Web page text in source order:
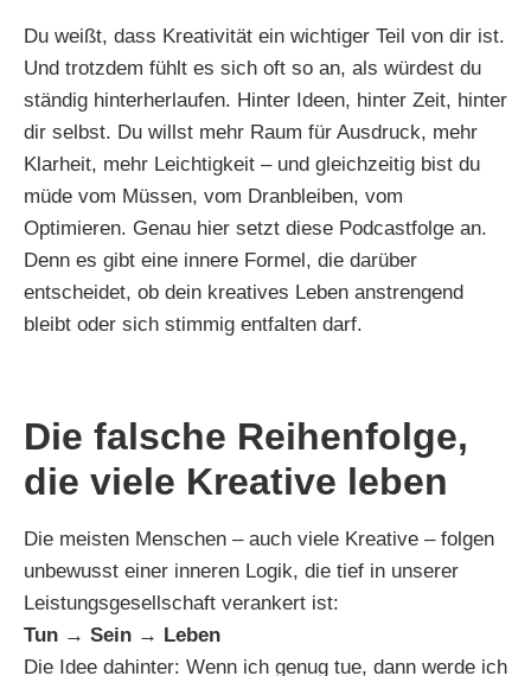
Du weißt, dass Kreativität ein wichtiger Teil von dir ist.
Und trotzdem fühlt es sich oft so an, als würdest du
ständig hinterherlaufen. Hinter Ideen, hinter Zeit, hinter
dir selbst. Du willst mehr Raum für Ausdruck, mehr
Klarheit, mehr Leichtigkeit – und gleichzeitig bist du
müde vom Müssen, vom Dranbleiben, vom
Optimieren. Genau hier setzt diese Podcastfolge an.
Denn es gibt eine innere Formel, die darüber
entscheidet, ob dein kreatives Leben anstrengend
bleibt oder sich stimmig entfalten darf.
Die falsche Reihenfolge,
die viele Kreative leben
Die meisten Menschen – auch viele Kreative – folgen
unbewusst einer inneren Logik, die tief in unserer
Leistungsgesellschaft verankert ist:
Tun → Sein → Leben
Die Idee dahinter: Wenn ich genug tue, dann werde ich